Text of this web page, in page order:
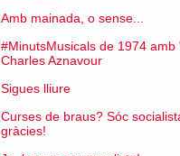
Amb mainada, o sense...
#MinutsMusicals de 1974 amb
Charles Aznavour
Sigues lliure
Curses de braus? Sóc
gràcies!